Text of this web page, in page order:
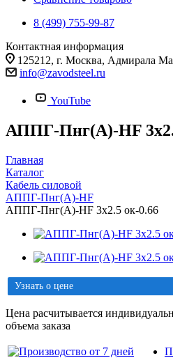
8 (499) 755-99-87
Контактная информация
125212, г. Москва, Адмирала
info@zavodsteel.ru
YouTube
АППГ-Пнг(A)-HF
Главная
Каталог
Кабель силовой
АППГ-Пнг(A)-HF
АППГ-Пнг(A)-HF 3х2.5 ок-0.66
Узнать о цене
Цена расчитывается
объема заказа